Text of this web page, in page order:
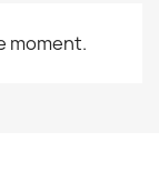
moment.